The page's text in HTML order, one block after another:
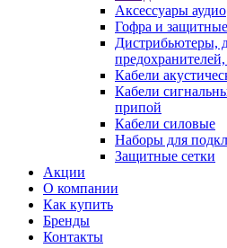
Аксессуары аудио
Гофра и
Дистрибьютеры,
Кабели
Кабели
припой
Кабели силовые
Наборы для
Защитные сетки
Акции
О компании
Как купить
Бренды
Контакты